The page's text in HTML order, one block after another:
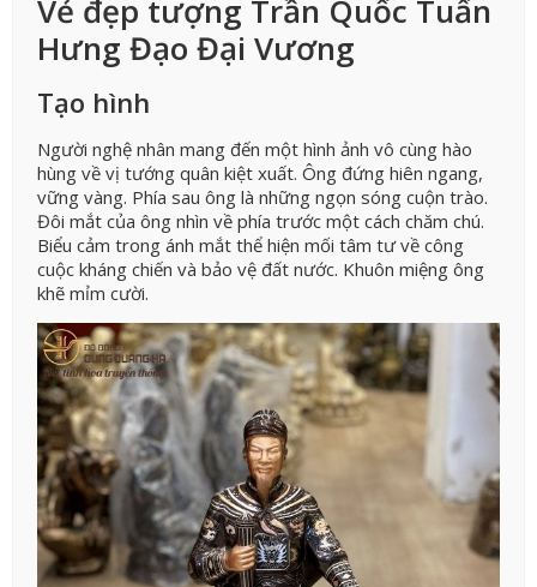
Vẻ đẹp tượng Trần Quốc Tuấn
Hưng Đạo Đại Vương
Tạo hình
Người nghệ nhân mang đến một hình ảnh vô cùng hào
hùng về vị tướng quân kiệt xuất. Ông đứng hiên ngang,
vững vàng. Phía sau ông là những ngọn sóng cuộn trào.
Đôi mắt của ông nhìn về phía trước một cách chăm chú.
Biểu cảm trong ánh mắt thể hiện mối tâm tư về công
cuộc kháng chiến và bảo vệ đất nước. Khuôn miệng ông
khẽ mỉm cười.